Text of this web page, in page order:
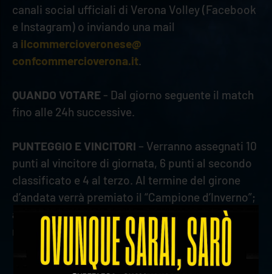
canali social ufficiali di Verona Volley (Facebook
e Instagram) o inviando una mail
a ilcommercioveronese@
confcommercioverona.it
QUANDO VOTARE - Dal giorno seguente il match
fino alle 24h successive.
PUNTEGGIO E VINCITORI – Verranno assegnati 10
punti al vincitore di giornata, 6 punti al secondo
classificato e 4 al terzo. Al termine del girone
d’andata verrà premiato il “Campione d’Inverno”;
al termine della stagione, invece, il 1° classificato
riceverà il "Trofeo Confcommercio Verona”.